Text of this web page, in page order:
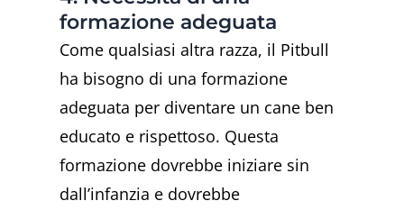
formazione adeguata
Come qualsiasi altra razza, il Pitbull
ha bisogno di una formazione
adeguata per diventare un cane ben
educato e rispettoso. Questa
formazione dovrebbe iniziare sin
dall’infanzia e dovrebbe